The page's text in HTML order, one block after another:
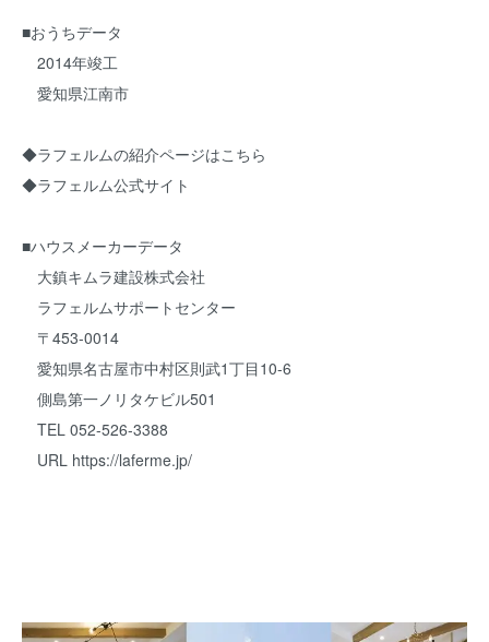
■おうちデータ
2014年竣工
愛知県江南市
◆ラフェルムの紹介ページはこちら
◆ラフェルム公式サイト
■ハウスメーカーデータ
大鎮キムラ建設株式会社
ラフェルムサポートセンター
〒453-0014
愛知県名古屋市中村区則武1丁目10-6
側島第一ノリタケビル501
TEL 052-526-3388
URL https://laferme.jp/